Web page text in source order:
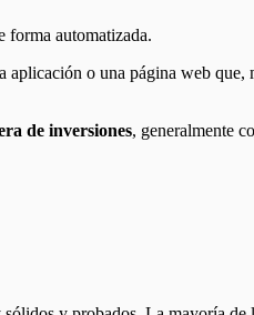
forma automatizada.
o una página web
de inversiones, generalmente